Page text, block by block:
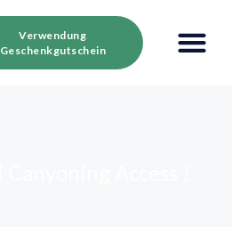
Verwendung
Geschenkgutschein